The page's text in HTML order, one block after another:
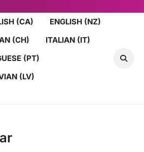
(CA)
ENGLISH (NZ)
(CH)
ITALIAN (IT)
(PT)
(LV)